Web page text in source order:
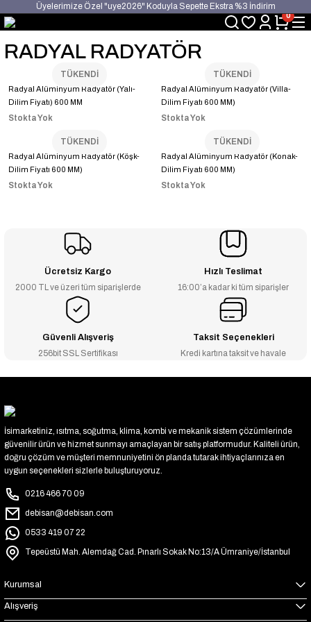
Üyelerimize Özel "uye2026" Koduyla Sepette Ekstra %3 İndirim
0
RADYAL RADYATÖR
TÜKENDİ
Radyal Alüminyum Radyatör (Yalı-
Dilim Fiyatı) 600 MM
Stokta Yok
TÜKENDİ
Radyal Alüminyum Radyatör (Villa-
Dilim Fiyatı 600 MM)
Stokta Yok
TÜKENDİ
Radyal Alüminyum Radyatör (Köşk-
Dilim Fiyatı 600 MM)
Stokta Yok
TÜKENDİ
Radyal Alüminyum Radyatör (Konak-
Dilim Fiyatı 600 MM)
Stokta Yok
Ücretsiz Kargo
2000 TL ve üzeri tüm siparişlerde
Hızlı Teslimat
16:00’a kadar ki tüm siparişler
Güvenli Alışveriş
256bit SSL Sertifikası
Taksit Seçenekleri
Kredi kartına taksit ve havale
İsimarketiniz, ısıtma, soğutma, klima, kombi ve mekanik sistem çözümlerinde
güvenilir ürün ve hizmet sunmayı amaçlayan bir satış platformudur. Kaliteli ürün,
doğru çözüm ve müşteri memnuniyetini ön planda tutarak ihtiyaçlarınıza en
uygun seçenekleri sizlerle buluşturuyoruz.
0216 466 70 09
debisan@debisan.com
0533 419 07 22
Tepeüstü Mah. Alemdağ Cad. Pınarlı Sokak No:13/A Ümraniye/İstanbul
Kurumsal
Alışveriş